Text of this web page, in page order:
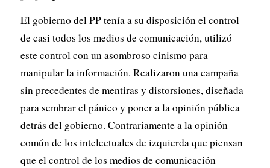
El gobierno del PP tenía a su disposición el control
de casi todos los medios de comunicación, utilizó
este control con un asombroso cinismo para
manipular la información. Realizaron una campaña
sin precedentes de mentiras y distorsiones, diseñada
para sembrar el pánico y poner a la opinión pública
detrás del gobierno. Contrariamente a la opinión
común de los intelectuales de izquierda que piensan
que el control de los medios de comunicación